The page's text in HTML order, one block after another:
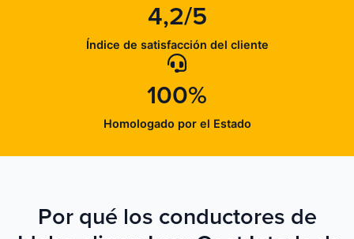
4,2/5
Índice de satisfacción del cliente
100%
Homologado por el Estado
Por qué los conductores de